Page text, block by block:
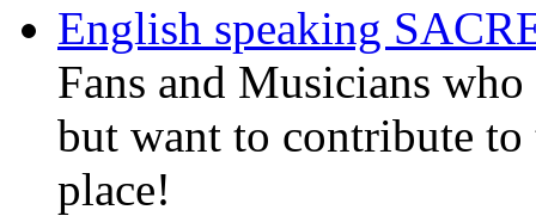
English speaking
Fans and Musicians
but want to contribute to
place!